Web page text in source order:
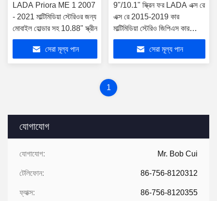
যোগাযোগ
যোগাযোগ: Mr. Bob Cui
টেলিফোন: 86-756-8120312
ফ্যাক্স: 86-756-8120355
LADA Priora ME 1 2007
- 2021 মাল্টিমিডিয়া স্টেরিওর জন্য
মোবাইল হোল্ডার সহ 10.88" স্ক্রীন
সেরা মূল্য পান
9"/10.1" স্ক্রিন ফর LADA এক্স রে
এক্স রে 2015-2019 কার
মাল্টিমিডিয়া স্টেরিও জিপিএস কারপ্লে
প্লেয়ার ((9680/2680)
সেরা মূল্য পান
1